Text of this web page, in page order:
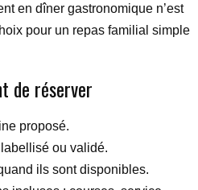
en dîner gastronomique n’est
pour un repas familial simple
de réserver
proposé.
ou validé.
ils sont disponibles.